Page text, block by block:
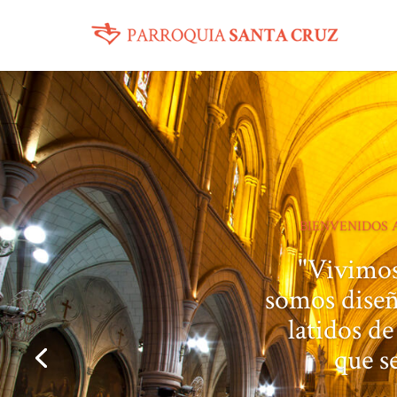
BIENVENIDOS
somos
latidos
que